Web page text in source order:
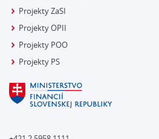
Projekty ZaSI
Projekty OPII
Projekty POO
Projekty PS